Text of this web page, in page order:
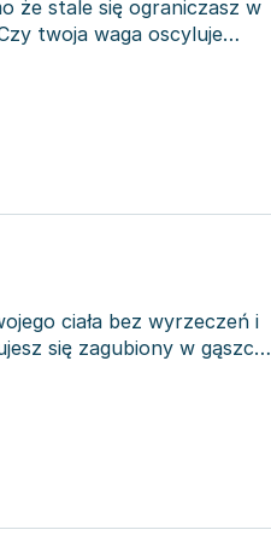
że stale się ograniczasz w
twoja waga oscyluje
ciała bez wyrzeczeń i
się zagubiony w gąszczu